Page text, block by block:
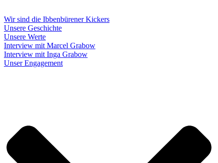
Wir sind die Ibbenbürener Kickers
Unsere Geschichte
Unsere Werte
Interview mit Marcel Grabow
Interview mit Inga Grabow
Unser Engagement